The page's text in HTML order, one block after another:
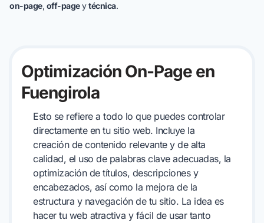
on-page, off-pageytécnica.
Optimización On-Page en
Fuengirola
Esto se refiere a todo lo que puedes controlar
directamente en tu sitio web. Incluye la
creación de contenido relevante y de alta
calidad, el uso de palabras clave adecuadas, la
optimización de títulos, descripciones y
encabezados, así como la mejora de la
estructura y navegación de tu sitio. La idea es
hacer tu web atractiva y fácil de usar tanto